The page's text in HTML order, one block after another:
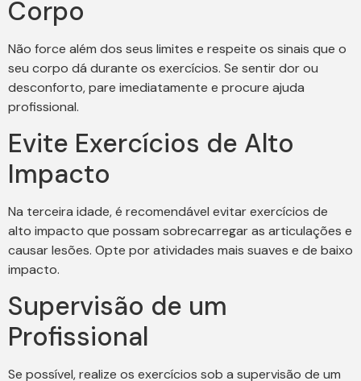
Corpo
Não force além dos seus limites e respeite os sinais que o
seu corpo dá durante os exercícios. Se sentir dor ou
desconforto, pare imediatamente e procure ajuda
profissional.
Evite Exercícios de Alto
Impacto
Na terceira idade, é recomendável evitar exercícios de
alto impacto que possam sobrecarregar as articulações e
causar lesões. Opte por atividades mais suaves e de baixo
impacto.
Supervisão de um
Profissional
Se possível, realize os exercícios sob a supervisão de um